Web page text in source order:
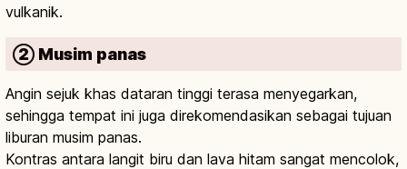
vulkanik.
② Musim panas
Angin sejuk khas dataran tinggi terasa menyegarkan,
sehingga tempat ini juga direkomendasikan sebagai tujuan
liburan musim panas.
Kontras antara langit biru dan lava hitam sangat mencolok,